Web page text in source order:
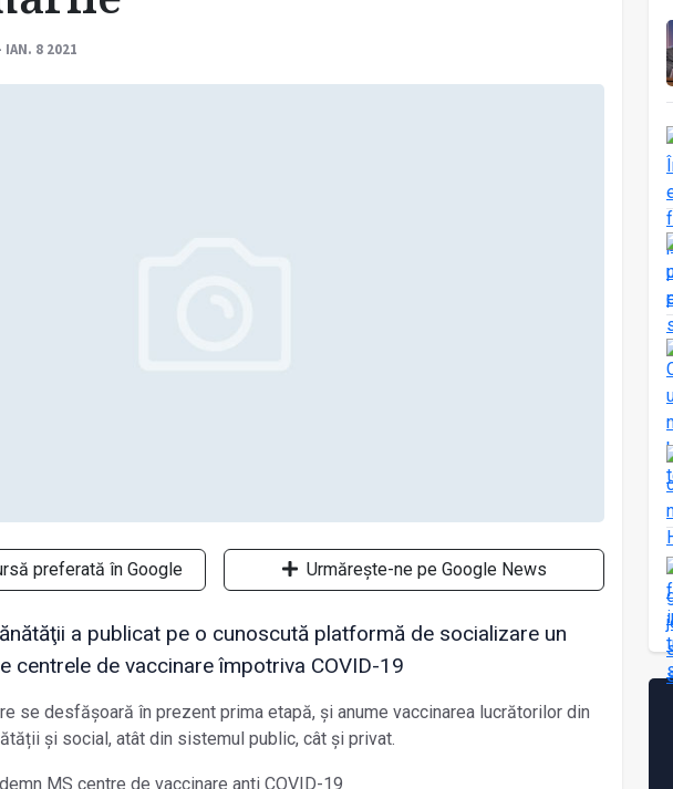
IAN. 8 2021
preferată în Google Urmărește-ne pe Google News
a publicat pe o cunoscută platformă de socializare un
centrele de vaccinare împotriva COVID-19
se desfășoară în prezent prima etapă, și anume vaccinarea lucrătorilor din
și social, atât din sistemul public, cât și privat.